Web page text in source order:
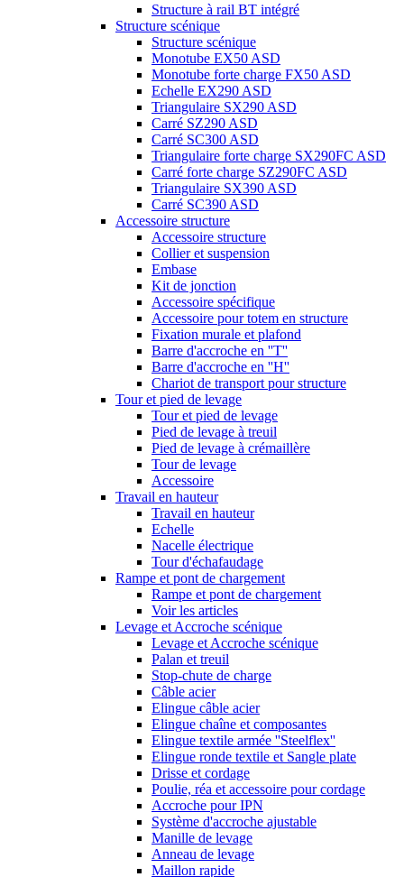
Structure à rail BT intégré
Structure scénique
Structure scénique
Monotube EX50 ASD
Monotube forte charge FX50 ASD
Echelle EX290 ASD
Triangulaire SX290 ASD
Carré SZ290 ASD
Carré SC300 ASD
Triangulaire forte charge SX290FC ASD
Carré forte charge SZ290FC ASD
Triangulaire SX390 ASD
Carré SC390 ASD
Accessoire structure
Accessoire structure
Collier et suspension
Embase
Kit de jonction
Accessoire spécifique
Accessoire pour totem en structure
Fixation murale et plafond
Barre d'accroche en ''T''
Barre d'accroche en ''H''
Chariot de transport pour structure
Tour et pied de levage
Tour et pied de levage
Pied de levage à treuil
Pied de levage à crémaillère
Tour de levage
Accessoire
Travail en hauteur
Travail en hauteur
Echelle
Nacelle électrique
Tour d'échafaudage
Rampe et pont de chargement
Rampe et pont de chargement
Voir les articles
Levage et Accroche scénique
Levage et Accroche scénique
Palan et treuil
Stop-chute de charge
Câble acier
Elingue câble acier
Elingue chaîne et composantes
Elingue textile armée ''Steelflex''
Elingue ronde textile et Sangle plate
Drisse et cordage
Poulie, réa et accessoire pour cordage
Accroche pour IPN
Système d'accroche ajustable
Manille de levage
Anneau de levage
Maillon rapide